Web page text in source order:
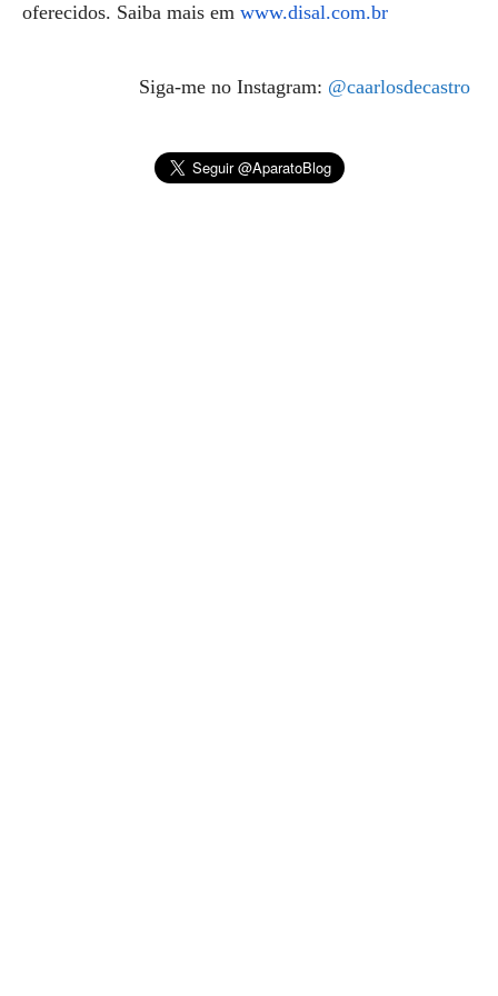
oferecidos. Saiba mais em www.disal.com.br
Siga-me no Instagram: @caarlosdecastro